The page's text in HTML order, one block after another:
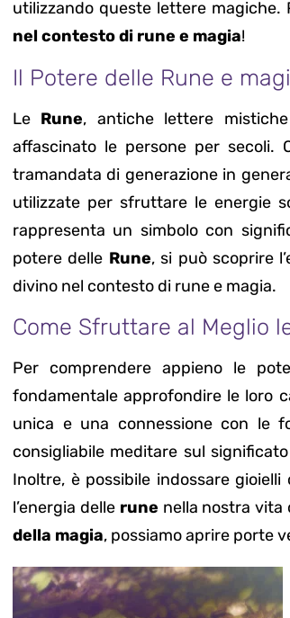
utilizzando queste lettere
nel contesto di rune e magia!
Il Potere delle Rune e
Le Rune, antiche lettere mistiche
affascinato le persone per secoli.
tramandata di generazione in
utilizzate per sfruttare le energie
rappresenta un simbolo con
potere delle Rune, si può scoprire
divino nel contesto di rune e magia.
Come Sfruttare al Meglio
Per comprendere appieno le
fondamentale approfondire le loro
unica e una connessione con le
consigliabile meditare sul
Inoltre, è possibile indossare gioielli
l’energia delle rune nella nostra vita
della magia, possiamo aprire porte